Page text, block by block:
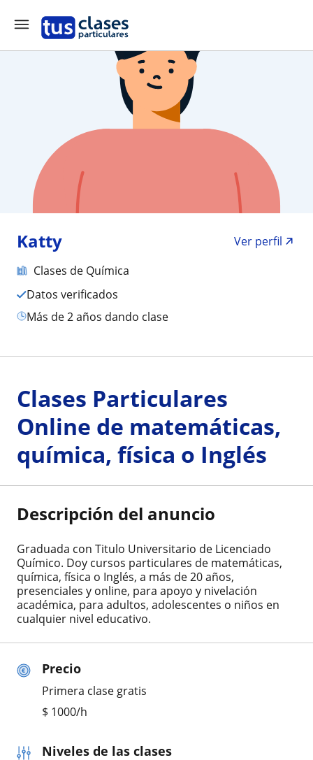
Katty
Ver perfil
Clases de Química
Datos verificados
más de 2 años dando clase
Precio
Primera clase gratis
$ 1000/h
Niveles de las clases
Clases Particulares
Online de matemáticas,
química, física o Inglés
Descripción del anuncio
Graduada con Titulo Universitario de Licenciado
Químico. Doy cursos particulares de matemáticas,
química, física o Inglés, a más de 20 años,
presenciales y online, para apoyo y nivelación
académica, para adultos, adolescentes o niños en
cualquier nivel educativo.